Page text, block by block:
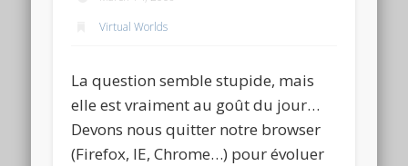
Virtual Worlds
La question semble stupide, mais
elle est vraiment au goût du jour…
Devons nous quitter notre browser
(Firefox, IE, Chrome…) pour évoluer